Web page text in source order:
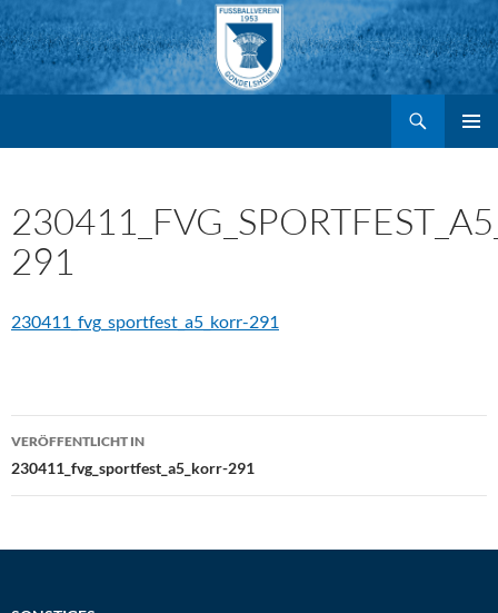
Zum
Inhalt
springen
291
230411_fvg_sportfest_a5_korr-291
Beitragsnavigation
VERÖFFENTLICHT IN
230411_fvg_sportfest_a5_korr-291